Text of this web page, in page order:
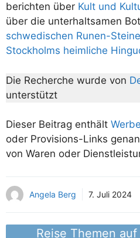
berichten über Kult und
über die unterhaltsamen
schwedischen Runen-Steine
Stockholms heimliche
Die Recherche wurde von
unterstützt
Dieser Beitrag enthält
oder Provisions-Links
von Waren oder
Angela Berg 7. Juli 2024
Reise Themen